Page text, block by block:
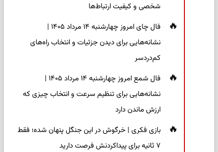
شخصی و کیفیت ارتباط‌ها
فال چای امروز چهارشنبه ۱۴ مرداد ۱۴۰۵ |
نشانه‌هایی برای دیدن جزئیات و انتخاب راه‌های
کم‌دردسر
فال شمع امروز چهارشنبه ۱۴ مرداد ۱۴۰۵ |
نشانه‌هایی برای تنظیم سرعت و انتخاب چیزی که
ارزش ماندن دارد
بازی فکری | خرگوش در این جنگل پنهان شده؛ فقط
۷ ثانیه برای پیداکردنش فرصت دارید